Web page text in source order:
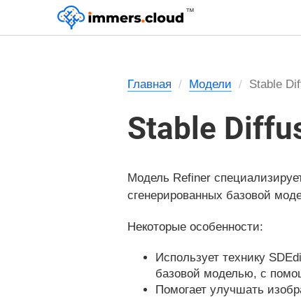
™
Главная Модели Stable
Stable
Модель Refiner
сгенерированных базовой
Некоторые особенности:
Использует технику
базовой моделью, с
Помогает улучшать